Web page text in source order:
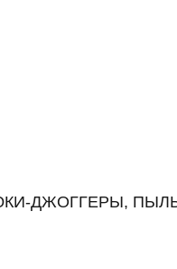
ДЖОГГЕРЫ,